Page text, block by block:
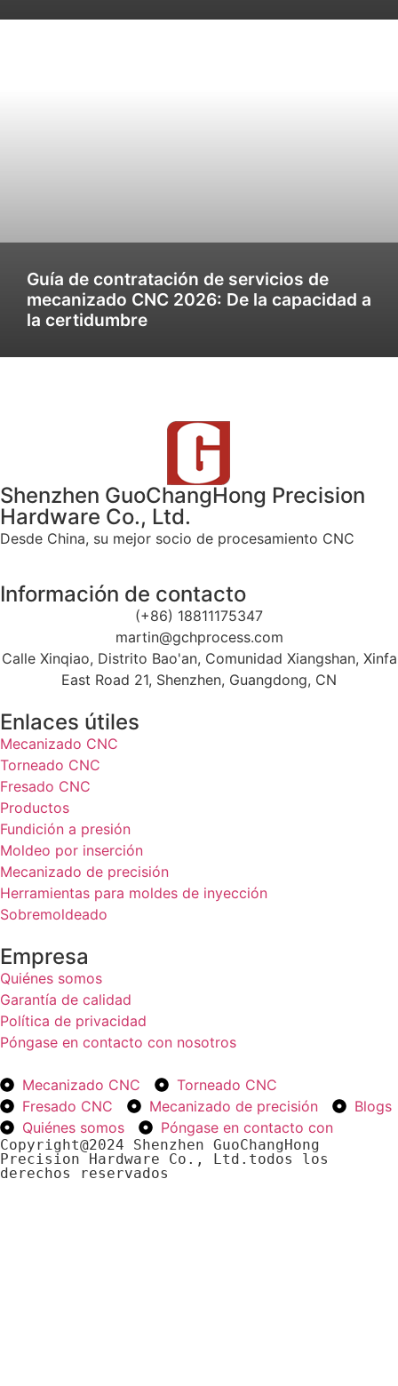
Guía de contratación de servicios de
mecanizado CNC 2026: De la capacidad a
la certidumbre
Shenzhen GuoChangHong Precision
Hardware Co., Ltd.
Desde China, su mejor socio de procesamiento CNC
Información de contacto
(+86) 18811175347
martin@gchprocess.com
Calle Xinqiao, Distrito Bao'an, Comunidad Xiangshan, Xinfa
East Road 21, Shenzhen, Guangdong, CN
Enlaces útiles
Mecanizado CNC
Torneado CNC
Fresado CNC
Productos
Fundición a presión
Moldeo por inserción
Mecanizado de precisión
Herramientas para moldes de inyección
Sobremoldeado
Empresa
Quiénes somos
Garantía de calidad
Política de privacidad
Póngase en contacto con nosotros
Mecanizado CNC
Torneado CNC
Fresado CNC
Mecanizado de precisión
Blogs
Quiénes somos
Póngase en contacto con
Copyright@2024 Shenzhen GuoChangHong
Precision Hardware Co., Ltd.todos los
derechos reservados